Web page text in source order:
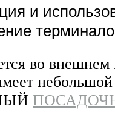
и
во